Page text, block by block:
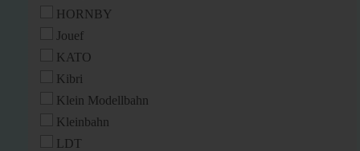
HORNBY
Jouef
KATO
Kibri
Klein Modellbahn
Kleinbahn
LDT